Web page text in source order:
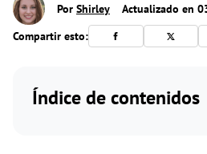
Por Shirley
Actualizado en
Compartir esto:
Índice de contenidos